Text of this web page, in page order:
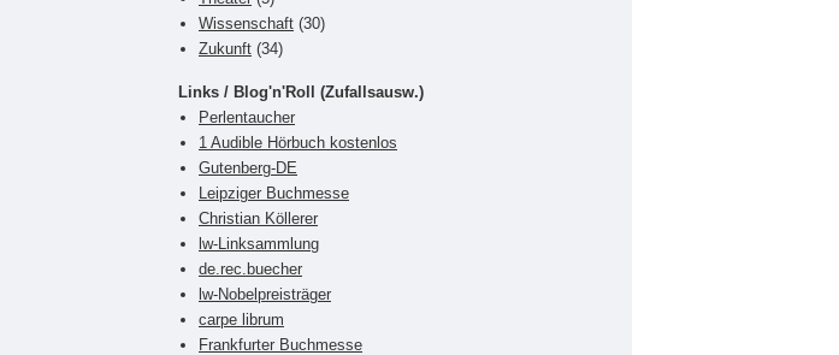
Wissenschaft (30)
Zukunft (34)
Links / Blog'n'Roll (Zufallsausw.)
Perlentaucher
1 Audible Hörbuch kostenlos
Gutenberg-DE
Leipziger Buchmesse
Christian Köllerer
lw-Linksammlung
de.rec.buecher
lw-Nobelpreisträger
carpe librum
Frankfurter Buchmesse